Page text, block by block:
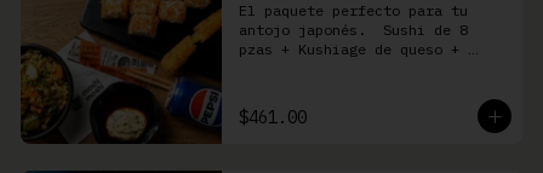
El paquete perfecto para tu
antojo japonés.  Sushi de 8
pzas + Kushiage de queso +
$461.00